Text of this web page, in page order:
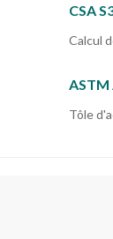
CSA
Calcul
ASTM
Tôle